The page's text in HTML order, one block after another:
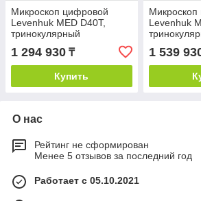
Микроскоп цифровой
Levenhuk MED D40T,
тринокулярный
1 294 930 ₸
Купить
Levenhuk
1 539
О нас
Рейтинг не сформирован
Менее 5 отзывов за последний год
Работает с 05.10.2021